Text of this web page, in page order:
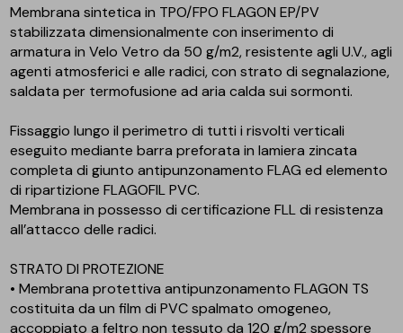
Membrana sintetica in TPO/FPO FLAGON EP/PV
stabilizzata dimensionalmente con inserimento di
armatura in Velo Vetro da 50 g/m2, resistente agli U.V., agli
agenti atmosferici e alle radici, con strato di segnalazione,
saldata per termofusione ad aria calda sui sormonti.
Fissaggio lungo il perimetro di tutti i risvolti verticali
eseguito mediante barra preforata in lamiera zincata
completa di giunto antipunzonamento FLAG ed elemento
di ripartizione FLAGOFIL PVC.
Membrana in possesso di certificazione FLL di resistenza
all’attacco delle radici.
STRATO DI PROTEZIONE
• Membrana protettiva antipunzonamento FLAGON TS
costituita da un film di PVC spalmato omogeneo,
accoppiato a feltro non tessuto da 120 g/m2 spessore